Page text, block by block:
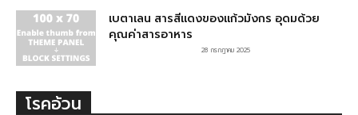
เบตาเลน สารสีแดงของแก้วมังกร อุดมด้วย
คุณค่าสารอาหาร
28 กรกฎาคม 2025
โรคอ้วน